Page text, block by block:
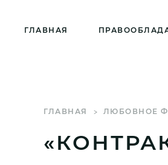
ГЛАВНАЯ
ГЛАВНАЯ ЛЮБОВНОЕ